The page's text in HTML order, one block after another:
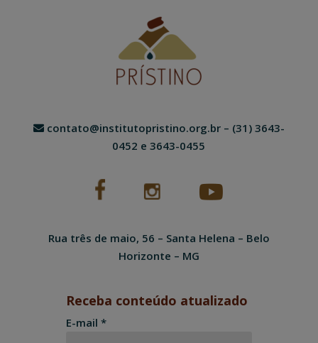
contato@institutopristino.org.br– (31) 3643-
0452 e 3643-0455
Rua três de maio, 56 – Santa Helena – Belo
Horizonte – MG
Receba conteúdo atualizado
E-mail *